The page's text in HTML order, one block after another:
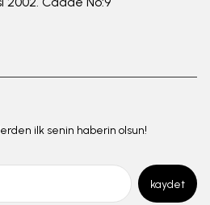
ilk senin haberin olsun!
kaydet